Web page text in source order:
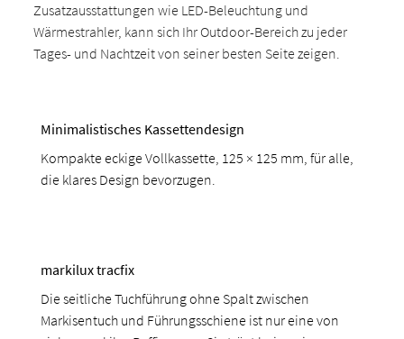
Zusatzausstattungen wie LED-Beleuchtung und
Wärmestrahler, kann sich Ihr Outdoor-Bereich zu jeder
Tages- und Nachtzeit von seiner besten Seite zeigen.
Minimalistisches Kassettendesign
Kompakte eckige Vollkassette, 125 × 125 mm, für alle,
die klares Design bevorzugen.
markilux tracfix
Die seitliche Tuchführung ohne Spalt zwischen
Markisentuch und Führungsschiene ist nur eine von